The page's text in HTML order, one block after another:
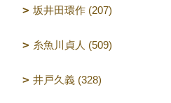
坂井田環作 (207)
糸魚川貞人 (509)
井戸久義 (328)